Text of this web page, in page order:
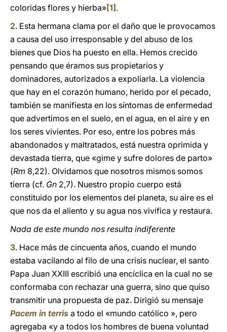
coloridas flores y hierba»[1] .
2. Esta hermana clama por el daño que le provocamos
a causa del uso irresponsable y del abuso de los
bienes que Dios ha puesto en ella. Hemos crecido
pensando que éramos sus propietarios y
dominadores, autorizados a expoliarla. La violencia
que hay en el corazón humano, herido por el pecado,
también se manifiesta en los síntomas de enfermedad
que advertimos en el suelo, en el agua, en el aire y en
los seres vivientes. Por eso, entre los pobres más
abandonados y maltratados, está nuestra oprimida y
devastada tierra, que «gime y sufre dolores de parto»
(Rm 8,22). Olvidamos que nosotros mismos somos
tierra (cf. Gn 2,7). Nuestro propio cuerpo está
constituido por los elementos del planeta, su aire es el
que nos da el aliento y su agua nos vivifica y restaura.
Nada de este mundo nos resulta indiferente
3. Hace más de cincuenta años, cuando el mundo
estaba vacilando al filo de una crisis nuclear, el santo
Papa Juan XXIII escribió una encíclica en la cual no se
conformaba con rechazar una guerra, sino que quiso
transmitir una propuesta de paz. Dirigió su mensaje
Pacem in terris a todo el «mundo católico », pero
agregaba «y a todos los hombres de buena voluntad